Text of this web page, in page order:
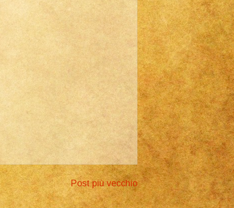
Post più vecchio